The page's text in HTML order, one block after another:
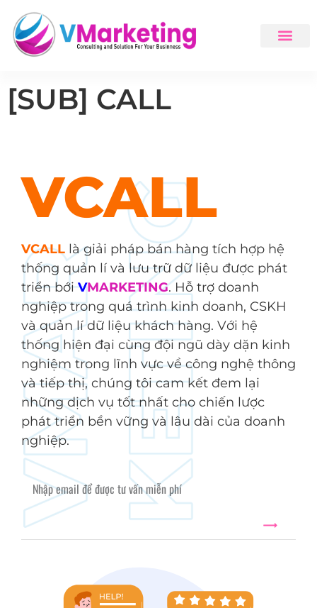
[SUB] CALL
VCALL
VCALL là giải pháp bán hàng tích hợp hệ
thống quản lí và lưu trữ dữ liệu được phát
triển bớiVMARKETING. Hỗ trợ doanh
nghiệp trong quá trình kinh doanh, CSKH
và quản lí dữ liệu khách hàng. Với hệ
thống hiện đại cùng đội ngũ dày dặn kinh
nghiệm trong lĩnh vực về công nghệ thông
và tiếp thị, chúng tôi cam kết đem lại
những dịch vụ tốt nhất cho chiến lược
phát triển bền vững và lâu dài của doanh
nghiệp.